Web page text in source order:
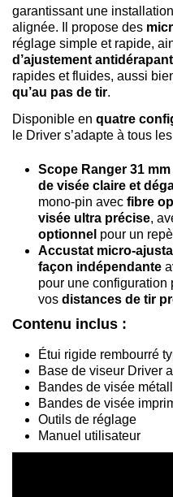
garantissant une
alignée. Il propose des
réglage simple et rapide,
d’ajustement
rapides et fluides, aussi
qu’au pas de tir.
Disponible en quatre
le Driver s’adapte à tous
Scope Ranger 31
de visée claire et
mono-pin avec fibre
visée ultra précise,
optionnel pour un
Accustat micro-
façon indépendante
pour une configuration
vos distances de tir
Contenu inclus :
Étui rigide rembourré
Base de viseur Driver
Bandes de visée
Bandes de visée
Outils de réglage
Manuel utilisateur